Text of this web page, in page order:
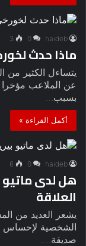
haideb
0
3
ماذا حدث
يتساءل الكثير من
عن الملاعب
بسبب…
أكمل القراءة »
haideb
0
6
هل لدى ماتيو
العلاقة
يشعر العديد من
الشخصية لإحساس
صديقة.…